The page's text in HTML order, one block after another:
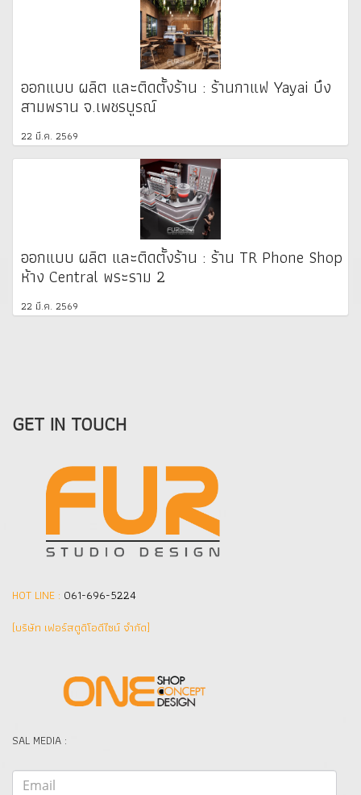
ออกแบบ ผลิต และติดตั้งร้าน : ร้านกาแฟ Yayai บึง
สามพราน จ.เพชรบูรณ์
22 มี.ค. 2569
ออกแบบ ผลิต และติดตั้งร้าน : ร้าน TR Phone Shop
ห้าง Central พระราม 2
22 มี.ค. 2569
GET IN TOUCH
HOT LINE : 061-696-5224
(บริษัท เฟอร์สตูดิโอดีไซน์ จำกัด]
SAL MEDIA :